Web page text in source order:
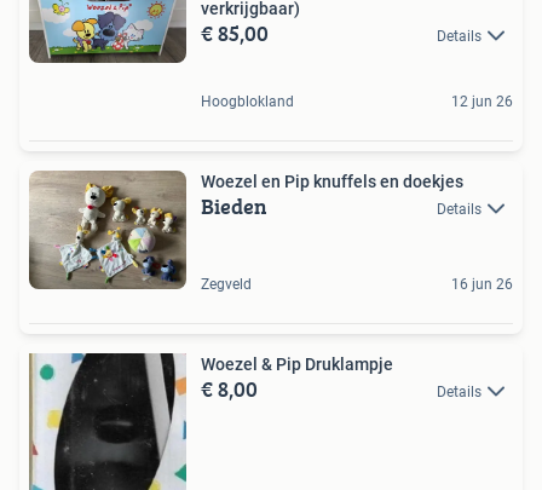
verkrijgbaar)
€ 85,00 Details
Hoogblokland 12 jun 26
Woezel en Pip knuffels en doekjes
Bieden Details
Zegveld 16 jun 26
Woezel & Pip Druklampje
€ 8,00 Details